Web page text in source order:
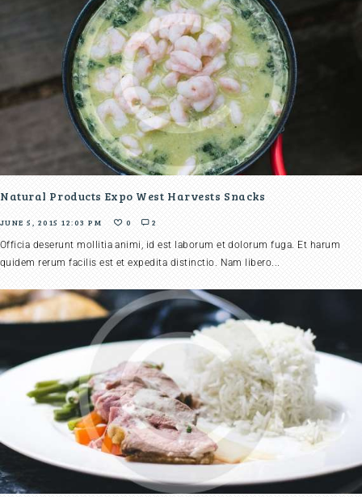
Natural Products Expo West Harvests Snacks
JUNE 5, 2015 12:03 PM 0
2
Officia deserunt mollitia animi, id est laborum et dolorum fuga. Et harum
quidem rerum facilis est et expedita distinctio. Nam libero...